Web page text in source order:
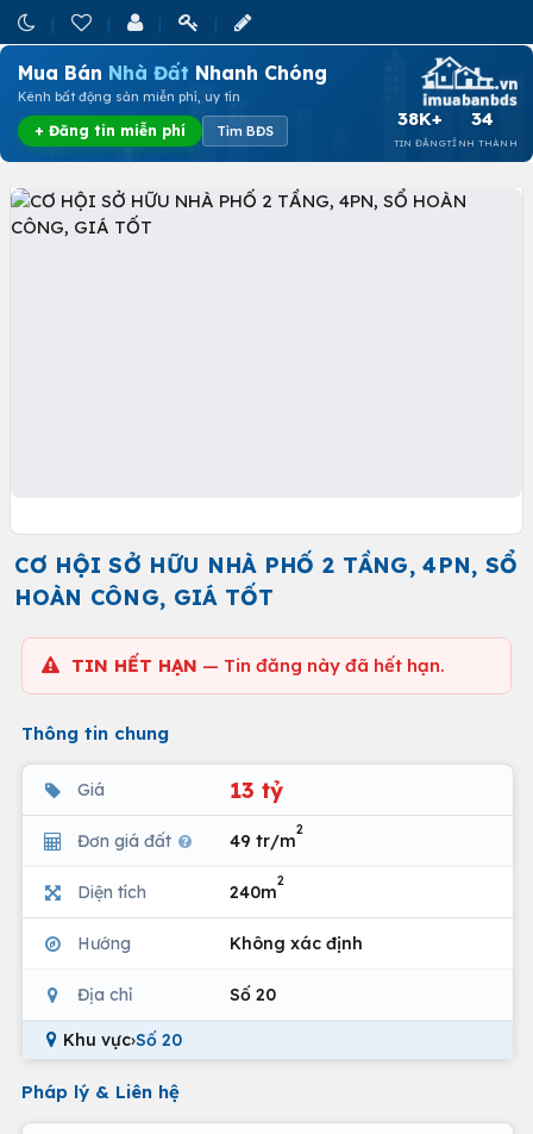
Mua Bán Nhà Đất Nhanh Chóng
Kênh bất động sản miễn phí, uy tín
+ Đăng tin miễn phí Tìm BĐS
38K+
TIN ĐĂNG
34
TỈNH THÀNH
CƠ HỘI SỞ HỮU NHÀ PHỐ 2 TẦNG, 4PN, SỔ
HOÀN CÔNG, GIÁ TỐT
TIN HẾT HẠN — Tin đăng này đã hết hạn.
Thông tin chung
Giá 13 tỷ
Đơn giá đất 49 tr/m
2
Diện tích 240m
2
Hướng Không xác định
Địa chỉ Số 20
Khu vực›Số 20
Pháp lý & Liên hệ